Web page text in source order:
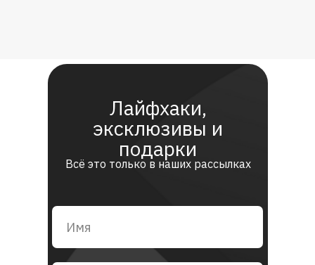
Всё это только в наших рассылках
Лайфхаки,
эксклюзивы и
подарки